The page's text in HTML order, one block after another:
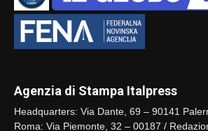
Agenzia di Stampa Italpress
Headquarters: Via Dante, 69 – 90141
Roma: Via Piemonte, 32 – 00187 /